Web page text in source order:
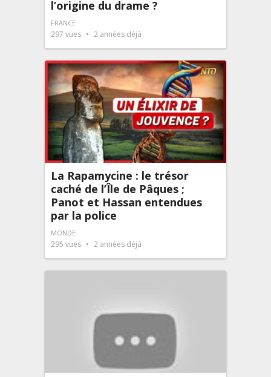
l’origine du drame ?
FRANCE
297 vues 2 années déjà
La Rapamycine : le trésor
caché de l’Île de Pâques ;
Panot et Hassan entendues
par la police
MONDE
295 vues 2 années déjà